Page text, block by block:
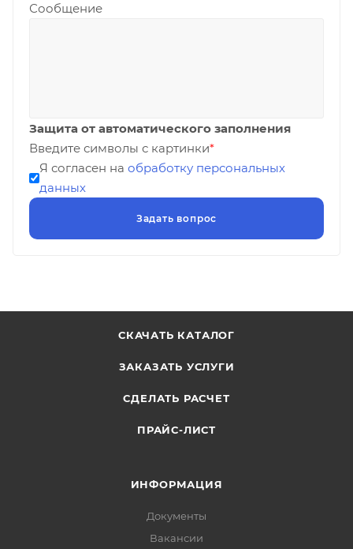
Сообщение
Защита от автоматического заполнения
Введите символы с картинки*
Я согласен на обработку персональных
данных
СКАЧАТЬ КАТАЛОГ
ЗАКАЗАТЬ УСЛУГИ
СДЕЛАТЬ РАСЧЕТ
ПРАЙС-ЛИСТ
ИНФОРМАЦИЯ
Документы
Вакансии